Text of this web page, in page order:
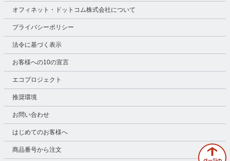
オフィネット・ドットコム株式会社について
プライバシーポリシー
法令に基づく表示
お客様への10の宣言
エコプロジェクト
推奨環境
お問い合わせ
はじめてのお客様へ
商品番号から注文